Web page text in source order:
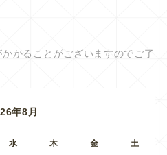
かることがございますのでご了
年8月
水 木 金 土